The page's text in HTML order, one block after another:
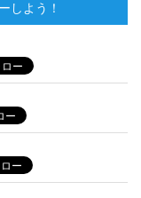
しよう！